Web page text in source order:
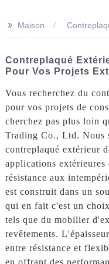
>> Maison
Contreplaqué
Pour Vos Projets
Vous recherchez du
pour vos projets de
cherchez pas plus loin
Trading Co., Ltd. Nous
contreplaqué extérieur
applications extérieures
résistance aux
est construit dans un
qui en fait c'est un
tels que du mobilier
revêtements.
entre résistance et